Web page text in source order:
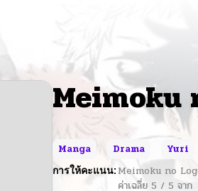
Meimoku
Manga Drama
Yuri
การให้คะแนน: Meimoku no
ค่าเฉลี่ย 5 / 5 จาก